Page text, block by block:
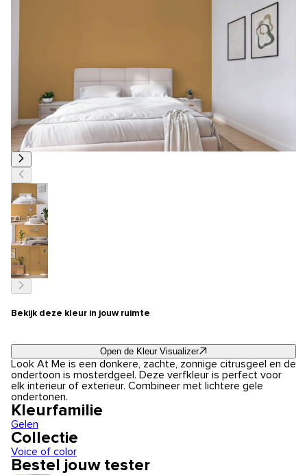
Bekijk deze kleur in jouw ruimte
Open de Kleur Visualizer
Look At Me is een donkere, zachte, zonnige citrusgeel en de
ondertoon is mosterdgeel. Deze verfkleur is perfect voor
elk interieur of exterieur. Combineer met lichtere gele
ondertonen.
Kleurfamilie
Gelen
Collectie
Voice of color
Bestel jouw tester